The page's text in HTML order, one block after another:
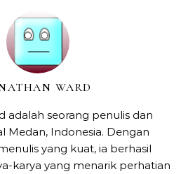
WARD
adalah seorang penulis dan
Medan, Indonesia. Dengan
yang kuat, ia berhasil
karya yang menarik perhatian